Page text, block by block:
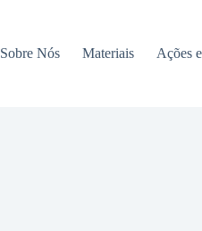
Sobre Nós Materiais Ações